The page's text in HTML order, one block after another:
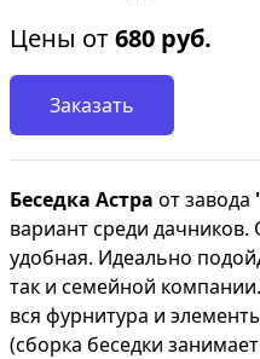
Цены от680 руб.
Заказать
Беседка Астра от завода
вариант среди
удобная. Идеально
так и семейной
вся фурнитура и
(сборка беседки